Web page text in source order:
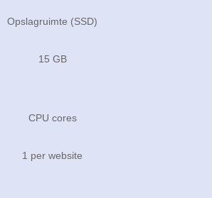
Opslagruimte (SSD)
15 GB
CPU cores
1 per website